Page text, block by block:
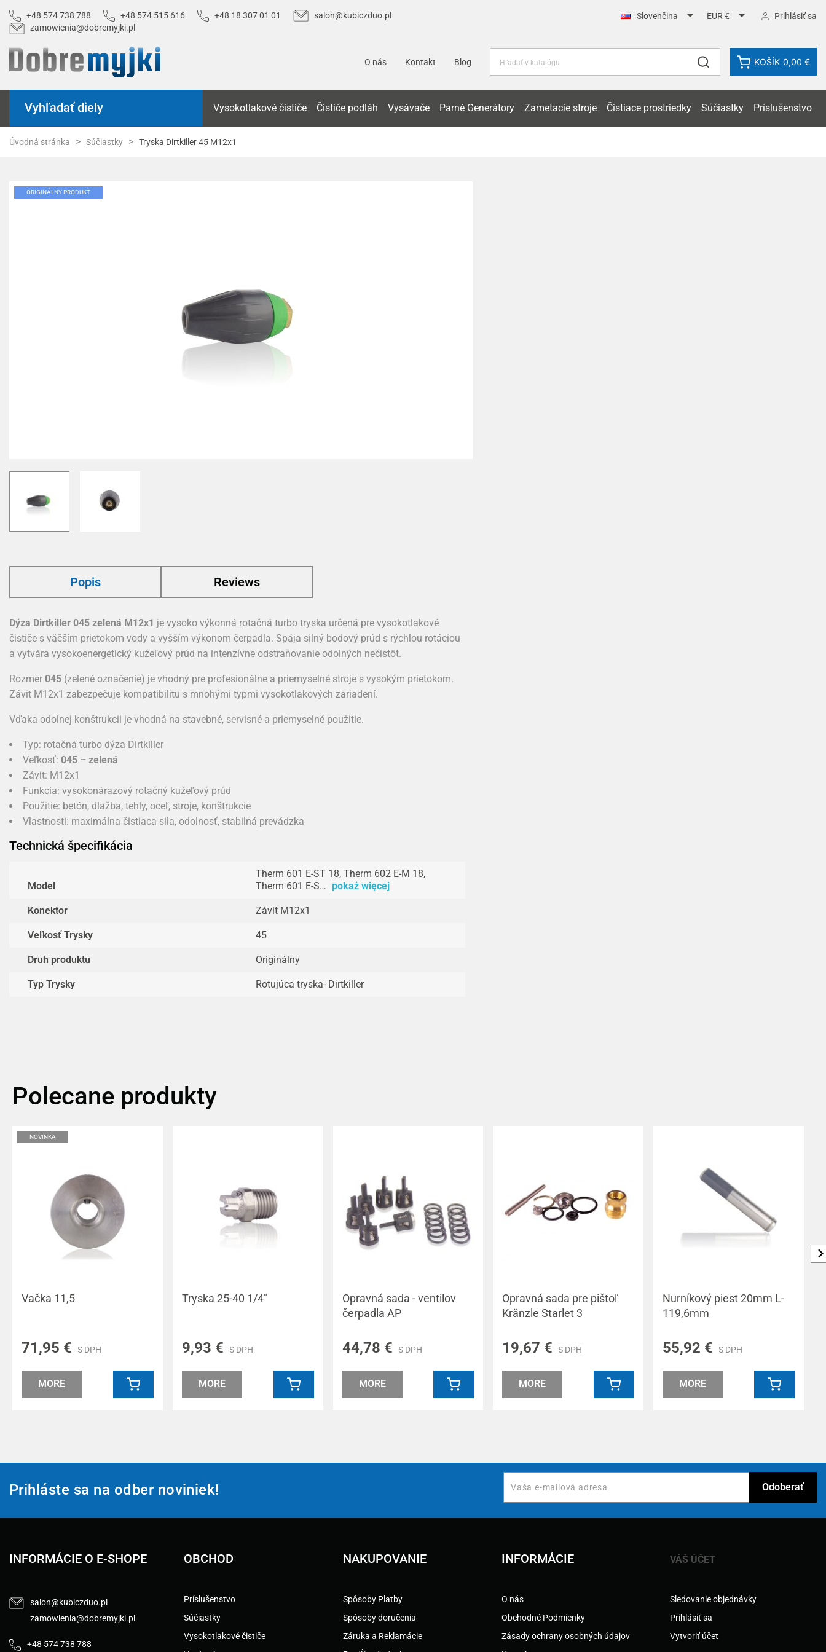
+48 574 738 788 +48 574 515 616 +48 18 307 01 01
salon@kubiczduo.pl
zamowienia@dobremyjki.pl
Slovenčina  EUR €  Prihlásiť sa
O nás Kontakt Blog KOŠÍK 0,00 €
Vyhľadať diely Vysokotlakové čističe Čističe podláh Vysávače Parné Generátory Zametacie stroje Čistiace prostriedky Súčiastky Príslušenstvo
Úvodná stránka Súčiastky Tryska Dirtkiller 45 M12x1
ORIGINÁLNY PRODUKT
Popis Reviews
Dýza Dirtkiller 045 zelená M12x1 je vysoko výkonná rotačná turbo tryska určená pre vysokotlakové
čističe s väčším prietokom vody a vyšším výkonom čerpadla. Spája silný bodový prúd s rýchlou rotáciou
a vytvára vysokoenergetický kužeľový prúd na intenzívne odstraňovanie odolných nečistôt.
Rozmer 045 (zelené označenie) je vhodný pre profesionálne a priemyselné stroje s vysokým prietokom.
Závit M12x1 zabezpečuje kompatibilitu s mnohými typmi vysokotlakových zariadení.
Vďaka odolnej konštrukcii je vhodná na stavebné, servisné a priemyselné použitie.
Typ: rotačná turbo dýza Dirtkiller
Veľkosť: 045 – zelená
Závit: M12x1
Funkcia: vysokonárazový rotačný kužeľový prúd
Použitie: betón, dlažba, tehly, oceľ, stroje, konštrukcie
Vlastnosti: maximálna čistiaca sila, odolnosť, stabilná prevádzka
Technická špecifikácia
Model
Therm 601 E-ST 18, Therm 602 E-M 18,
Therm 601 E-S… pokaż więcej
Konektor Závit M12x1
Veľkosť Trysky 45
Druh produktu Originálny
Typ Trysky Rotujúca tryska- Dirtkiller
Polecane produkty
Vačka 11,5
71,95 € S DPH
MORE
NOVINKA
Tryska 25-40 1/4"
9,93 € S DPH
MORE
Opravná sada - ventilov
čerpadla AP
44,78 € S DPH
MORE
Opravná sada pre pištoľ
Kränzle Starlet 3
19,67 € S DPH
MORE
Nurníkový piest 20mm L-
119,6mm
55,92 € S DPH
MORE
Prihláste sa na odber noviniek!
INFORMÁCIE O E-SHOPE
salon@kubiczduo.pl
zamowienia@dobremyjki.pl
+48 574 738 788
OBCHOD
Príslušenstvo
Súčiastky
Vysokotlakové čističe
NAKUPOVANIE
Spôsoby Platby
Spôsoby doručenia
Záruka a Reklamácie
INFORMÁCIE
O nás
Obchodné Podmienky
Zásady ochrany osobných údajov
VÁŠ ÚČET
Sledovanie objednávky
Prihlásiť sa
Vytvoriť účet